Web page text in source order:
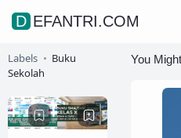
DEFANTRI.COM
Labels
Buku
Sekolah
You